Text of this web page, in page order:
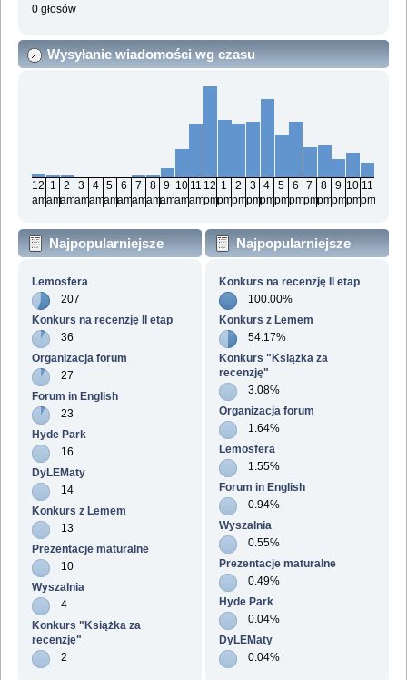
0 głosów
Wysyłanie wiadomości wg czasu
12
am
1
am
2
am
3
am
4
am
5
am
6
am
7
am
8
am
9
am
10
am
11
am
12
pm
1
pm
2
pm
3
pm
4
pm
5
pm
6
pm
7
pm
8
pm
9
pm
10
pm
11
pm
Najpopularniejsze
Lemosfera
207
Konkurs na recenzję II etap
36
Organizacja forum
27
Forum in English
23
Hyde Park
16
DyLEMaty
14
Konkurs z Lemem
13
Prezentacje maturalne
10
Wyszalnia
4
Konkurs "Książka za
recenzję"
2
Najpopularniejsze
Konkurs na recenzję II etap
100.00%
Konkurs z Lemem
54.17%
Konkurs "Książka za
recenzję"
3.08%
Organizacja forum
1.64%
Lemosfera
1.55%
Forum in English
0.94%
Wyszalnia
0.55%
Prezentacje maturalne
0.49%
Hyde Park
0.04%
DyLEMaty
0.04%